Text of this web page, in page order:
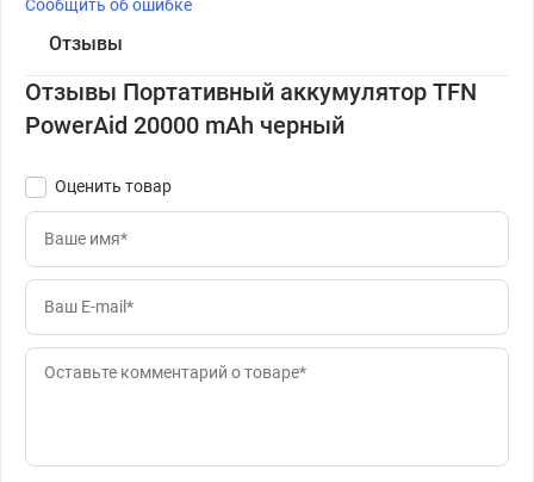
Сообщить об ошибке
Отзывы
Отзывы Портативный аккумулятор TFN
PowerAid 20000 mAh черный
Оценить товар